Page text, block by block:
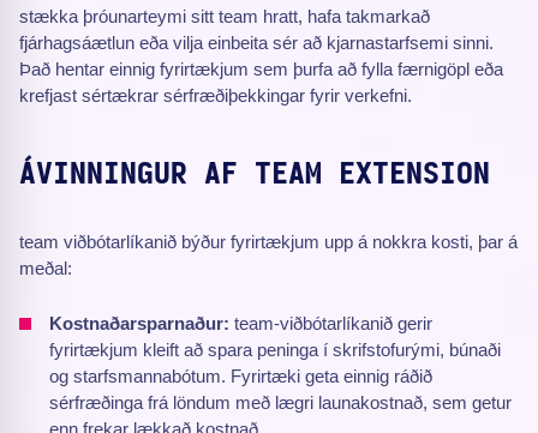
stækka þróunarteymi sitt team hratt, hafa takmarkað
fjárhagsáætlun eða vilja einbeita sér að kjarnastarfsemi sinni.
Það hentar einnig fyrirtækjum sem þurfa að fylla færnigöpl eða
krefjast sértækrar sérfræðiþekkingar fyrir verkefni.
ÁVINNINGUR AF TEAM EXTENSION
team viðbótarlíkanið býður fyrirtækjum upp á nokkra kosti, þar á
meðal:
Kostnaðarsparnaður: team-viðbótarlíkanið gerir
fyrirtækjum kleift að spara peninga í skrifstofurými, búnaði
og starfsmannabótum. Fyrirtæki geta einnig ráðið
sérfræðinga frá löndum með lægri launakostnað, sem getur
enn frekar lækkað kostnað.